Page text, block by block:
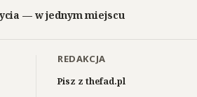
— w jednym miejscu
REDAKCJA
Pisz z thefad.pl